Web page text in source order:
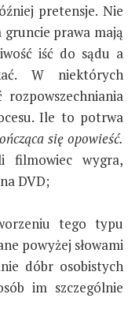
pretensje. Nie
prawa mają
iść do sądu a
W niektórych
Ile to potrwa
się opowieść.
filmowiec wygra,
DVD;
tego typu
powyżej słowami
dóbr osobistych
im szczególnie